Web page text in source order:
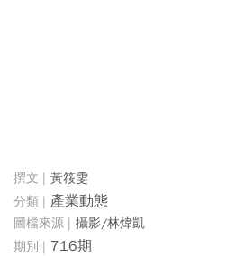
黃筱雯
產業動態
攝影/林煒凱
716期